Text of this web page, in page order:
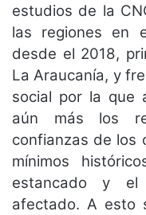
estudios de la
las regiones en
desde el 2018,
La Araucanía, y
social por la que
aún más los
confianzas de los
mínimos
estancado y
afectado. A esto